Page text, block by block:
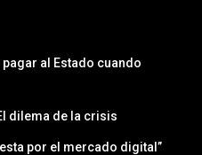
al Estado cuando
dilema de la crisis
por el mercado digital”